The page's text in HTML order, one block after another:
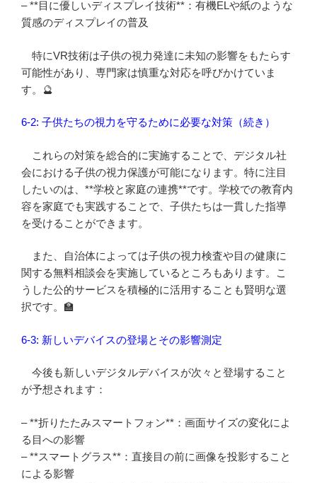
– **目に優しいディスプレイ技術**：有機ELや紙のような
質感のディスプレイの普及
特にVR技術は子供の視力発達に未知の影響をもたらす
可能性があり、専門家は慎重な対応を呼びかけていま
す。🔮
6-2: 子供たちの視力を守るために必要な対策（続き）
これらの対策を総合的に実施することで、デジタル社
会における子供の視力保護が可能になります。特に注目
したいのは、**学校と家庭の連携**です。学校での教育内
容を家庭でも実践することで、子供たちは一貫した指導
を受けることができます。
また、自治体によっては子供の視力検査や目の健康に
関する無料相談会を実施しているところもあります。こ
うした公的サービスを積極的に活用することも賢明な選
択です。🏫
6-3: 新しいデバイスの登場とその影響測定
今後も新しいデジタルデバイスが次々と登場すること
が予想されます：
– **折りたたみスマートフォン**：画面サイズの変化によ
る目への影響
– **スマートグラス**：直接目の前に画像を投影すること
による影響